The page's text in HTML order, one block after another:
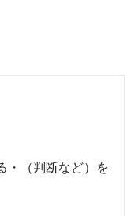
・（判断など）を